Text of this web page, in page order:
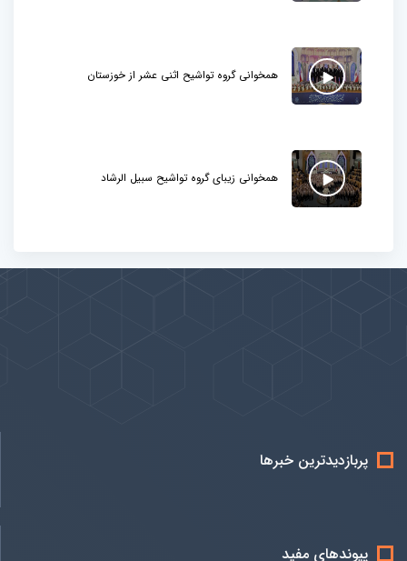
همخوانی گروه تواشیح اثنی عشر از خوزستان
همخوانی زیبای گروه تواشیح سبیل الرشاد
پربازدیدترین خبرها
پیوندهای مفید